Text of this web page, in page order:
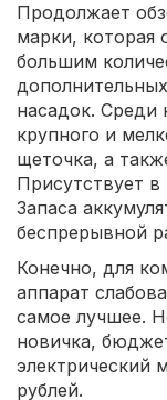
Продолжает
марки, которая
большим
насадок. Среди
крупного и
щеточка, а
Присутствует
Запаса
беспрерывной
Конечно, для
аппарат
самое лучшее.
новичка,
электрический
рублей.